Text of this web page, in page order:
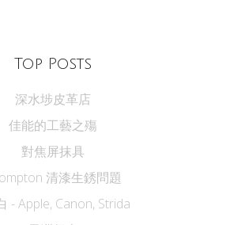
Top Posts
深水埗皮革店
佳能的工藝之殤
對焦屏抹具
清漆生銹問題
- Apple, Canon, Strida